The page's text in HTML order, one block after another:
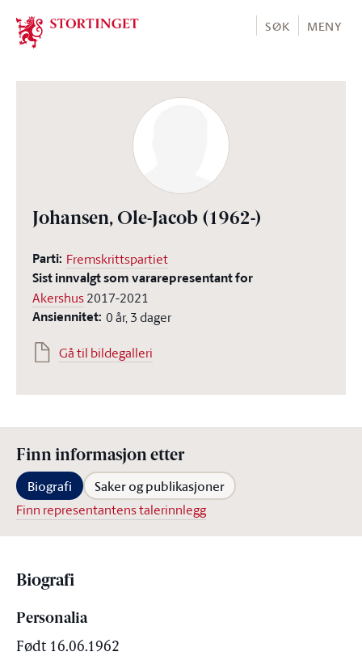
Stortinget.no
SØK MENY
Johansen, Ole-Jacob (1962-)
Parti: Fremskrittspartiet
Sist innvalgt som vararepresentant for
Akershus2017-2021
Ansiennitet: 0 år, 3 dager
Gå til bildegalleri
Finn informasjon etter
Biografi Saker og publikasjoner
Finn representantens talerinnlegg
Biografi
Personalia
Født 16.06.1962